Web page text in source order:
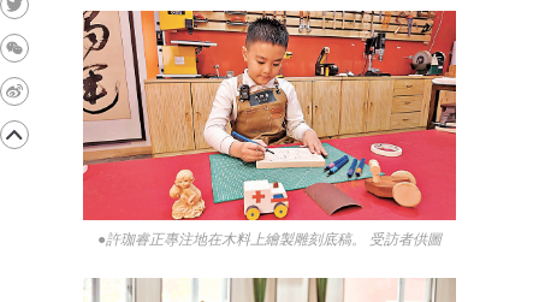
●許珈睿正專注地在木料上繪製雕刻底稿。 受訪者供圖